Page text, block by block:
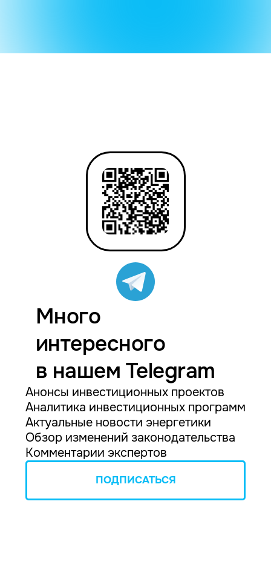
Много
интересного
в нашем Telegram
Анонсы инвестиционных проектов
Аналитика инвестиционных программ
Актуальные новости энергетики
Обзор изменений законодательства
Комментарии экспертов
ПОДПИСАТЬСЯ